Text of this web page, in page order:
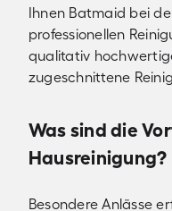
Ihnen Batmaid bei
professionellen
qualitativ
zugeschnittene
Was sind die
Hausreinigung?
Besondere Anlässe